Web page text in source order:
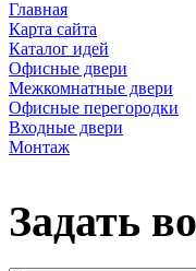
Главная
Карта сайта
Каталог идей
Офисные двери
Межкомнатные двери
Офисные перегородки
Входные двери
Монтаж
Задать